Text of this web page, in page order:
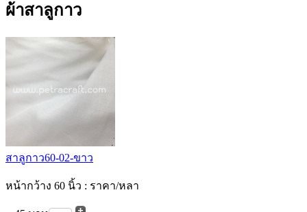
ผ้าสาลูกาว
สาลูกาว60-02-ขาว
หน้ากว้าง 60 นิ้ว : ราคา/หลา